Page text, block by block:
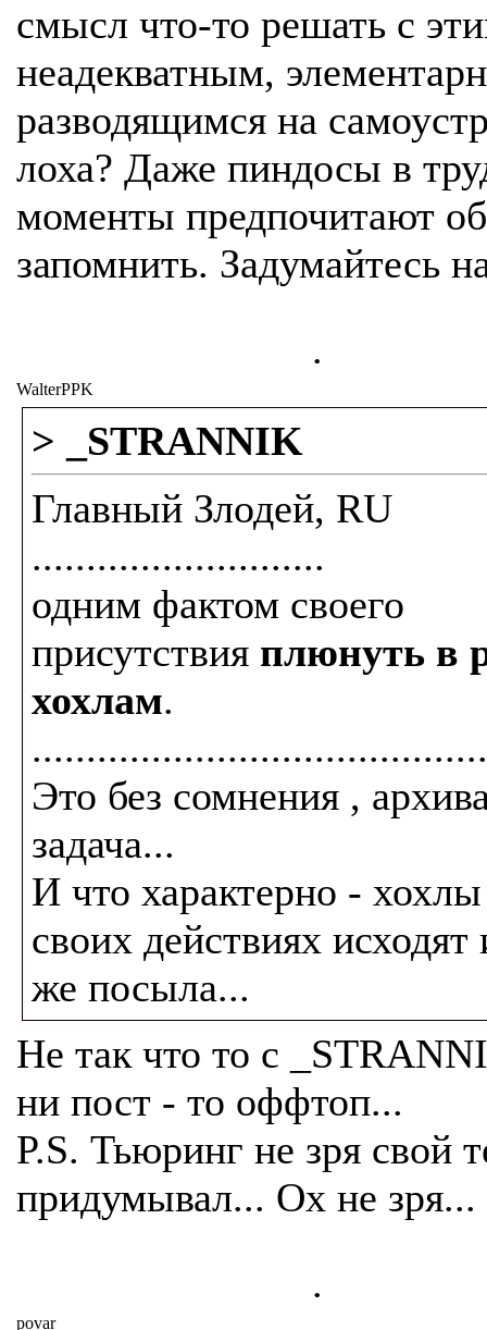
смысл что-то решать с
неадекватным,
разводящимся на
лоха? Даже пиндосы в
моменты предпочитают
запомнить. Задумайтесь
.
WalterPPK
> _STRANNIK
Главный Злодей, RU
...........................
одним фактом своего
присутствия плюнуть в
хохлам.
Это без сомнения ,
задача...
И что характерно -
своих действиях исходят
же посыла...
Не так что то с
ни пост - то оффтоп...
P.S. Тьюринг не зря свой
придумывал... Ох не зря...
.
povar